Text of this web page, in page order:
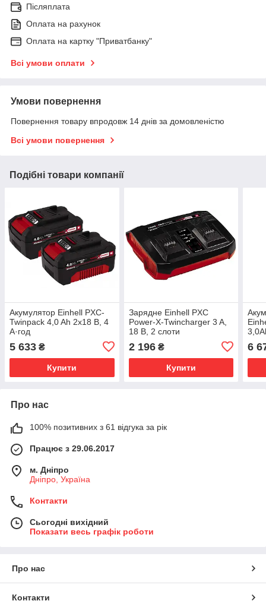
Післяплата
Оплата на рахунок
Оплата на картку "Приватбанку"
Всі умови оплати
Умови повернення
Повернення товару впродовж 14 днів за домовленістю
Всі умови повернення
Подібні товари компанії
Акумулятор Einhell PXC-
Twinpack 4,0 Ah 2х18 В, 4
А·год
5 633 ₴
Купити
Зарядне Einhell PXC
Power-X-Twincharger 3 A,
18 В, 2 слоти
2 196₴
Купити
6
Про нас
100% позитивних з 61 відгука за рік
Працює з 29.06.2017
м. Дніпро
Дніпро, Україна
Контакти
Сьогодні вихідний
Показати весь графік роботи
Про нас
Контакти